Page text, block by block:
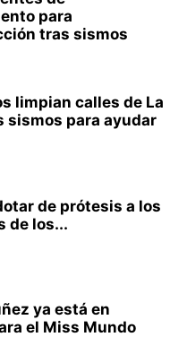
para
tras sismos
limpian calles de La
sismos para ayudar
de prótesis a los
de los...
ya está en
el Miss Mundo